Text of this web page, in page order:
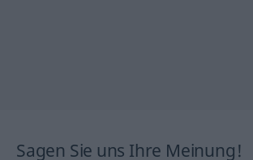
Sagen Sie uns Ihre Meinung!